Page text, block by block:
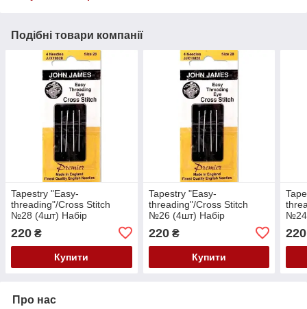
Подібні товари компанії
Tapestry "Easy-
threading"/Cross Stitch
№28 (4шт) Набір
гобеленових голок John
James (Англія)
220 ₴
Купити
Tapestry "Easy-
threading"/Cross Stitch
№26 (4шт) Набір
гобеленових голок John
James (Англія)
220₴
Купити
№24
220
Про нас